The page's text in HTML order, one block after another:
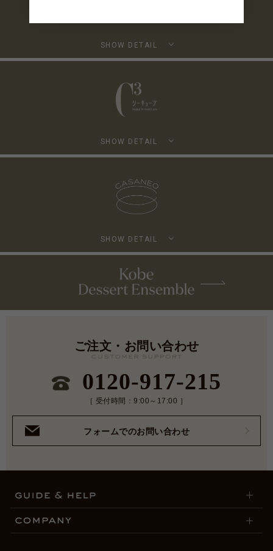
SHOW DETAIL
SHOW DETAIL
SHOW DETAIL
ご注文・お問い合わせ
0120-917-215
［ 受付時間：9:00～17:00 ］
フォームでのお問い合わせ